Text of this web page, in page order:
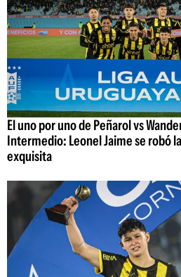
El uno por uno de Peñarol vs
Intermedio: Leonel Jaime se robó
exquisita